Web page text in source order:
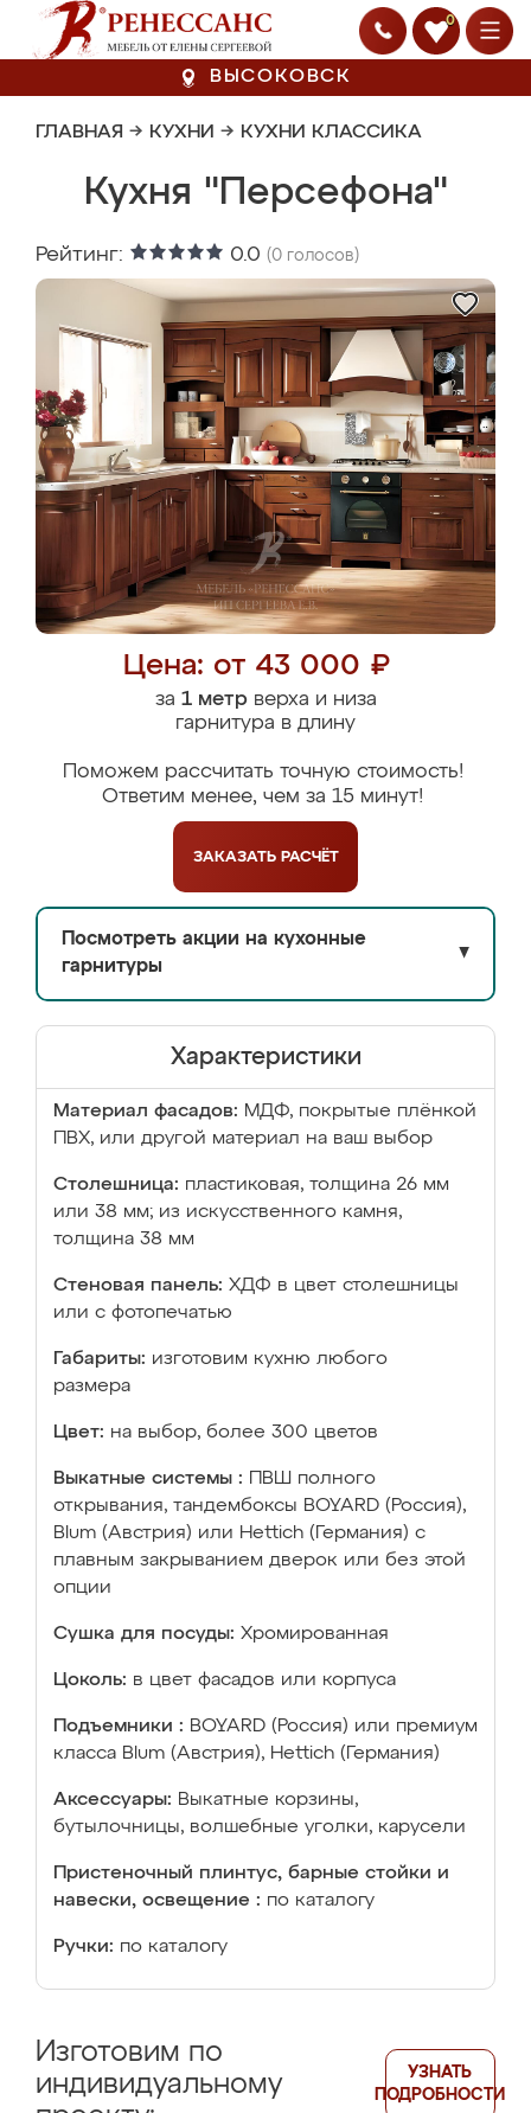
0
ВЫСОКОВСК
ГЛАВНАЯ → КУХНИ → КУХНИ КЛАССИКА
Кухня "Персефона"
Рейтинг: 0.0 (0 голосов)
Цена: от 43 000 ₽
за 1 метрверха и низа
гарнитура в длину
Поможем рассчитать точную стоимость!
Ответим менее, чем за 15 минут!
ЗАКАЗАТЬ РАСЧЁТ
Посмотреть акции на кухонные
гарнитуры
▼
Характеристики
Материал фасадов: МДФ, покрытые плёнкой
ПВХ, или другой материал на ваш выбор
Столешница: пластиковая, толщина 26 мм
или 38 мм; из искусственного камня,
толщина 38 мм
Стеновая панель: ХДФ в цвет столешницы
или с фотопечатью
Габариты: изготовим кухню любого
размера
Цвет: на выбор, более 300 цветов
Выкатные системы :
ПВШ полного
открывания, тандембоксы BOYARD (Россия),
Blum (Австрия) или Hettich (Германия) с
плавным закрыванием дверок или без этой
опции
Сушка для посуды: Хромированная
Цоколь: в цвет фасадов или корпуса
Подъемники : BOYARD (Россия) или премиум
класса Blum (Австрия), Hettich (Германия)
Аксессуары: Выкатные корзины,
бутылочницы, волшебные уголки, карусели
Пристеночный плинтус, барные стойки и
навески, освещение : по каталогу
Ручки: по каталогу
Изготовим по
индивидуальному
УЗНАТЬ
ПОДРОБНОСТИ